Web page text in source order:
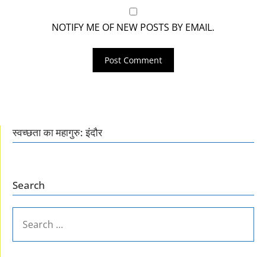
NOTIFY ME OF NEW POSTS BY EMAIL.
स्वच्छता का महागुरु: इंदौर
Search
FOR: